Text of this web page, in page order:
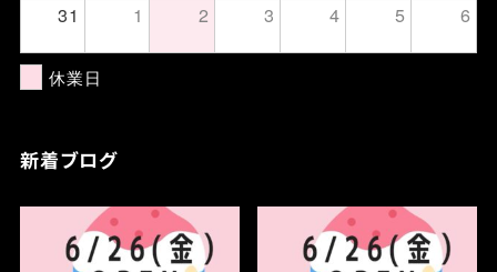
31
1 2 3 4 5 6
休業日
新着ブログ